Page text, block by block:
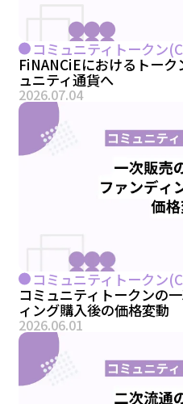
コミュニティトークン
FiNANCiEにおけるトー
ュニティ通貨へ
2026.07.04
コミュニティトークン
コミュニティトークンの
ィング購入後の価格変動
2026.06.01